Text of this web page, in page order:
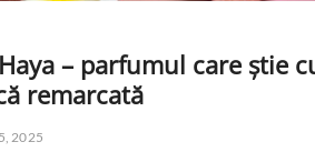
– parfumul care știe
remarcată
2025